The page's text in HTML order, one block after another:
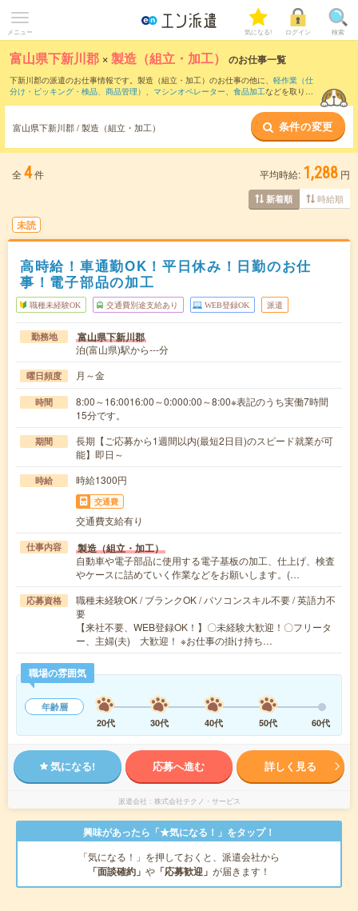
メニュー 気になる! ログイン 検索
富山県下新川郡 ×製造（組立・加工） のお仕事一覧
下新川郡の派遣のお仕事情報です。製造（組立・加工）のお仕事の他に、 軽作業（仕
分け・ピッキング・検品、商品管理） 、 マシンオペレーター、 食品加工などを取り揃
製造（組立・加工）のお仕事とは？とは？
富山県下新川郡 / 製造（組立・加工） 条件の変更
全 4件 平均時給: 1,288 円
新着順 時給順
未読
高時給！車通勤OK！平日休み！日勤のお仕
事！電子部品の加工
職種未経験OK 交通費別途支給あり WEB登録OK 派遣
勤務地 富山県下新川郡
泊(富山県)駅から---分
曜日頻度 月～金
時間
8:00～16:0016:00～0:000:00～8:00※表記のうち実働7時間
15分です。
期間
長期【ご応募から1週間以内(最短2日目)のスピード就業が可
能】即日～
時給 時給1300円
交通費
交通費支給有り
仕事内容 製造（組立・加工）
自動車や電子部品に使用する電子基板の加工、仕上げ、検査
やケースに詰めていく作業などをお願いします。(…
応募資格
職種未経験OK / ブランクOK / パソコンスキル不要 / 英語力不
要
【来社不要、WEB登録OK！】〇未経験大歓迎！〇フリータ
ー、主婦(夫) 大歓迎！ ※お仕事の掛け持ち…
職場の雰囲気
年齢層
20代
30代 40代 50代 60代
気になる! 応募へ進む 詳しく見る
派遣会社 株式会社テクノ・サービス
興味があったら「★気になる！」をタップ！
「気になる！」を押しておくと、派遣会社から
「面談確約」 や 「応募歓迎」 が届きます！